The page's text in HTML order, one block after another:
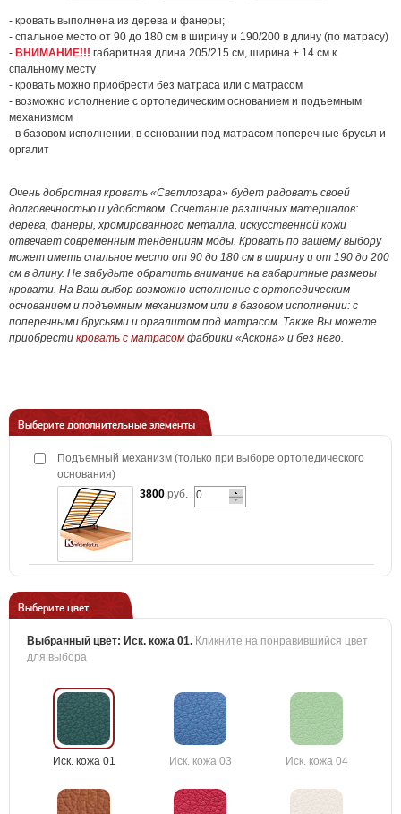
- кровать выполнена из дерева и фанеры;
- спальное место от 90 до 180 см в ширину и 190/200 в длину (по матрасу)
- ВНИМАНИЕ!!! габаритная длина 205/215 см, ширина + 14 см к
спальному месту
- кровать можно приобрести без матраса или с матрасом
- возможно исполнение с ортопедическим основанием и подъемным
механизмом
- в базовом исполнении, в основании под матрасом поперечные брусья и
оргалит
Очень добротная кровать «Светлозара» будет радовать своей
долговечностью и удобством. Сочетание различных материалов:
дерева, фанеры, хромированного металла, искусственной кожи
отвечает современным тенденциям моды. Кровать по вашему выбору
может иметь спальное место от 90 до 180 см в ширину и от 190 до 200
см в длину. Не забудьте обратить внимание на габаритные размеры
кровати. На Ваш выбор возможно исполнение с ортопедическим
основанием и подъемным механизмом или в базовом исполнении: с
поперечными брусьями и оргалитом под матрасом. Также Вы можете
приобрести кровать с матрасом фабрики «Аскона» и без него.
Выберите дополнительные элементы
Подъемный механизм (только при выборе ортопедического
основания)
3800 руб.
Выберите цвет
Выбранный цвет: Иск. кожа 01. Кликните на понравившийся цвет
для выбора
Иск. кожа 01 Иск. кожа 03 Иск. кожа 04